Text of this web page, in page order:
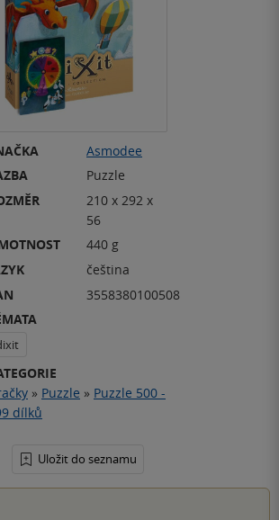
Asmodee
Puzzle
210 x 292 x
56
440 g
čeština
3558380100508
» Puzzle » Puzzle 500 -
dílků
Uložit do seznamu